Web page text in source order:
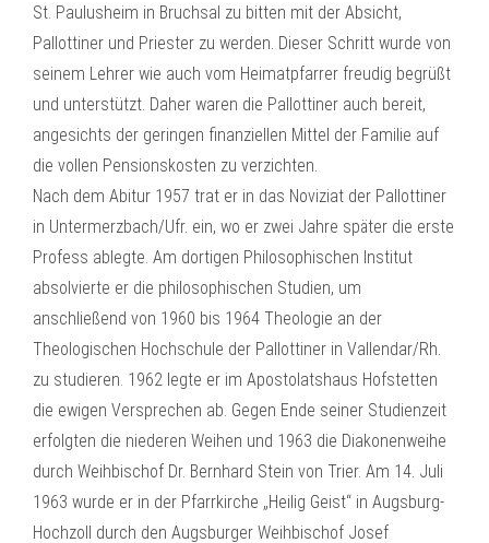
St. Paulusheim in Bruchsal zu bitten mit der Absicht,
Pallottiner und Priester zu werden. Dieser Schritt wurde von
seinem Lehrer wie auch vom Heimatpfarrer freudig begrüßt
und unterstützt. Daher waren die Pallottiner auch bereit,
angesichts der geringen finanziellen Mittel der Familie auf
die vollen Pensionskosten zu verzichten.
Nach dem Abitur 1957 trat er in das Noviziat der Pallottiner
in Untermerzbach/Ufr. ein, wo er zwei Jahre später die erste
Profess ablegte. Am dortigen Philosophischen Institut
absolvierte er die philosophischen Studien, um
anschließend von 1960 bis 1964 Theologie an der
Theologischen Hochschule der Pallottiner in Vallendar/Rh.
zu studieren. 1962 legte er im Apostolatshaus Hofstetten
die ewigen Versprechen ab. Gegen Ende seiner Studienzeit
erfolgten die niederen Weihen und 1963 die Diakonenweihe
durch Weihbischof Dr. Bernhard Stein von Trier. Am 14. Juli
1963 wurde er in der Pfarrkirche „Heilig Geist“ in Augsburg-
Hochzoll durch den Augsburger Weihbischof Josef